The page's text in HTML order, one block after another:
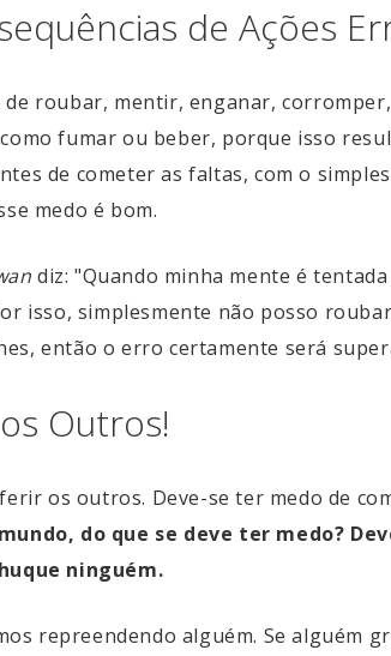
de Ações
de roubar, mentir, enganar,
fumar ou beber, porque isso
de cometer as faltas, com o
medo é bom.
diz: "Quando minha mente é
isso, simplesmente não posso
então o erro certamente será
Outros!
os outros. Deve-se ter medo de
do que se deve ter medo?
ninguém.
repreendendo alguém. Se alguém